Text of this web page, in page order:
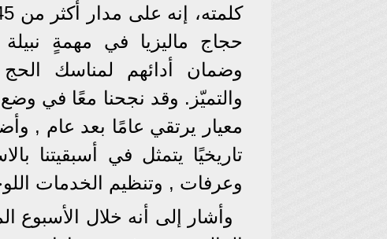
حجاج ماليزيا في مهمةٍ
وضمان أدائهم لمناسك
والتميّز. وقد نجحنا معًا في
معيار يرتقي عامًا بعد عام ,
تاريخيًا يتمثل في أسبقيتنا
وعرفات , وتنظيم الخدمات
وأشار إلى أنه خلال